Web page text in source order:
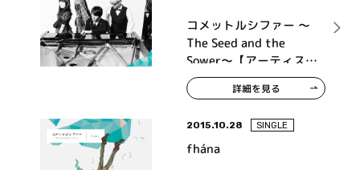
コメットルシファー ～
The Seed and the
Sower～【アーティスト
盤】
詳細を見る
2015.10.28 SINGLE
fhána